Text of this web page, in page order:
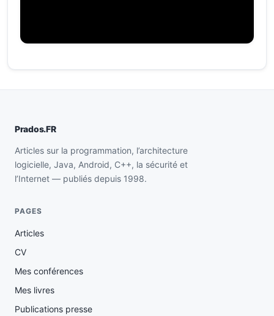
Prados.FR
Articles sur la programmation, l’architecture
logicielle, Java, Android, C++, la sécurité et
l’Internet — publiés depuis 1998.
PAGES
Articles
CV
Mes conférences
Mes livres
Publications presse